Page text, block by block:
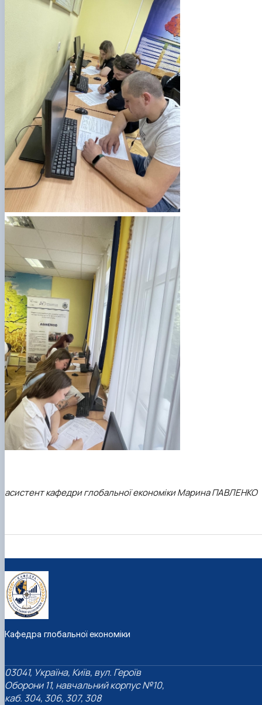
асистент кафедри глобальної економіки Марина ПАВЛЕНКО
Кафедра глобальної економіки
03041, Україна, Київ, вул. Героїв
Оборони 11, навчальний корпус №10,
каб. 304, 306, 307, 308